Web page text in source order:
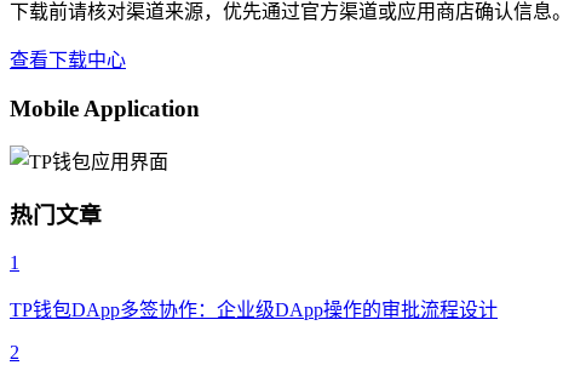
下载前请核对渠道来源，优先通过官方渠道或应用商店确认信息。
查看下载中心
Mobile Application
热门文章
1
TP钱包DApp多签协作：企业级DApp操作的审批流程设计
2